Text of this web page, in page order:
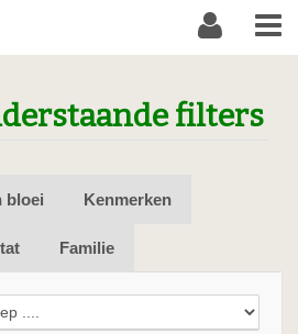
filters
bloei Kenmerken
Familie